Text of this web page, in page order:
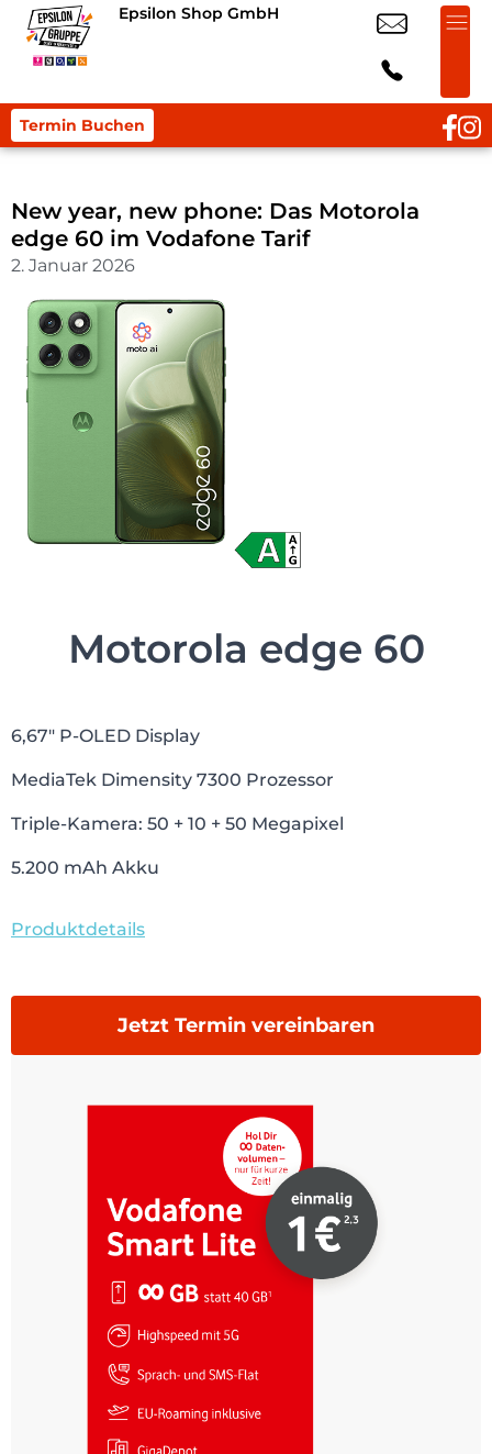
Epsilon Shop GmbH
Termin Buchen
New year, new phone: Das Motorola
edge 60 im Vodafone Tarif
2. Januar 2026
Motorola edge 60
6,67″ P-OLED Display
MediaTek Dimensity 7300 Prozessor
Triple-Kamera: 50 + 10 + 50 Megapixel
5.200 mAh Akku
Produktdetails
Jetzt Termin vereinbaren